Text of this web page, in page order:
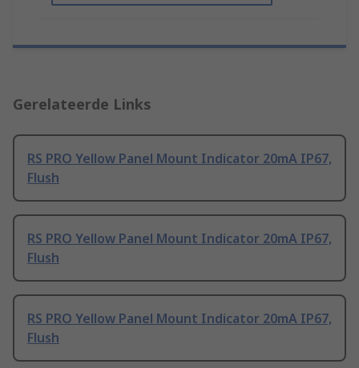
Gerelateerde Links
RS PRO Yellow Panel Mount Indicator 20mA IP67,
Flush
RS PRO Yellow Panel Mount Indicator 20mA IP67,
Flush
RS PRO Yellow Panel Mount Indicator 20mA IP67,
Flush